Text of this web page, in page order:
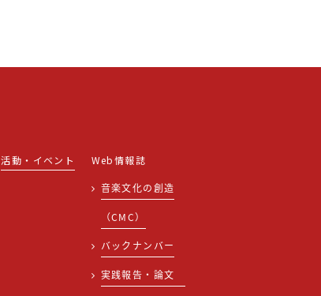
活動・イベント Web情報誌
音楽文化の創造
（CMC）
バックナンバー
実践報告・論文